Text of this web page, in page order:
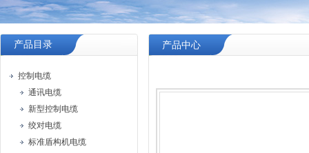
产品目录
控制电缆
通讯电缆
新型控制电缆
绞对电缆
标准盾构机电缆
产品中心